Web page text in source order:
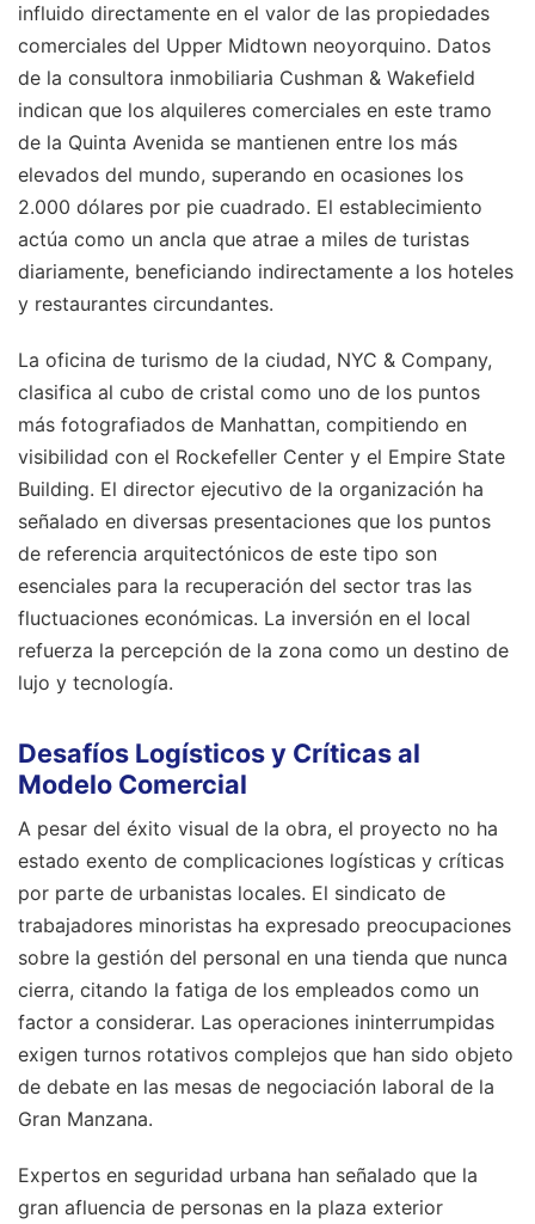
influido directamente en el valor de las propiedades
comerciales del Upper Midtown neoyorquino. Datos
de la consultora inmobiliaria Cushman & Wakefield
indican que los alquileres comerciales en este tramo
de la Quinta Avenida se mantienen entre los más
elevados del mundo, superando en ocasiones los
2.000 dólares por pie cuadrado. El establecimiento
actúa como un ancla que atrae a miles de turistas
diariamente, beneficiando indirectamente a los hoteles
y restaurantes circundantes.
La oficina de turismo de la ciudad, NYC & Company,
clasifica al cubo de cristal como uno de los puntos
más fotografiados de Manhattan, compitiendo en
visibilidad con el Rockefeller Center y el Empire State
Building. El director ejecutivo de la organización ha
señalado en diversas presentaciones que los puntos
de referencia arquitectónicos de este tipo son
esenciales para la recuperación del sector tras las
fluctuaciones económicas. La inversión en el local
refuerza la percepción de la zona como un destino de
lujo y tecnología.
Desafíos Logísticos y Críticas al
Modelo Comercial
A pesar del éxito visual de la obra, el proyecto no ha
estado exento de complicaciones logísticas y críticas
por parte de urbanistas locales. El sindicato de
trabajadores minoristas ha expresado preocupaciones
sobre la gestión del personal en una tienda que nunca
cierra, citando la fatiga de los empleados como un
factor a considerar. Las operaciones ininterrumpidas
exigen turnos rotativos complejos que han sido objeto
de debate en las mesas de negociación laboral de la
Gran Manzana.
Expertos en seguridad urbana han señalado que la
gran afluencia de personas en la plaza exterior